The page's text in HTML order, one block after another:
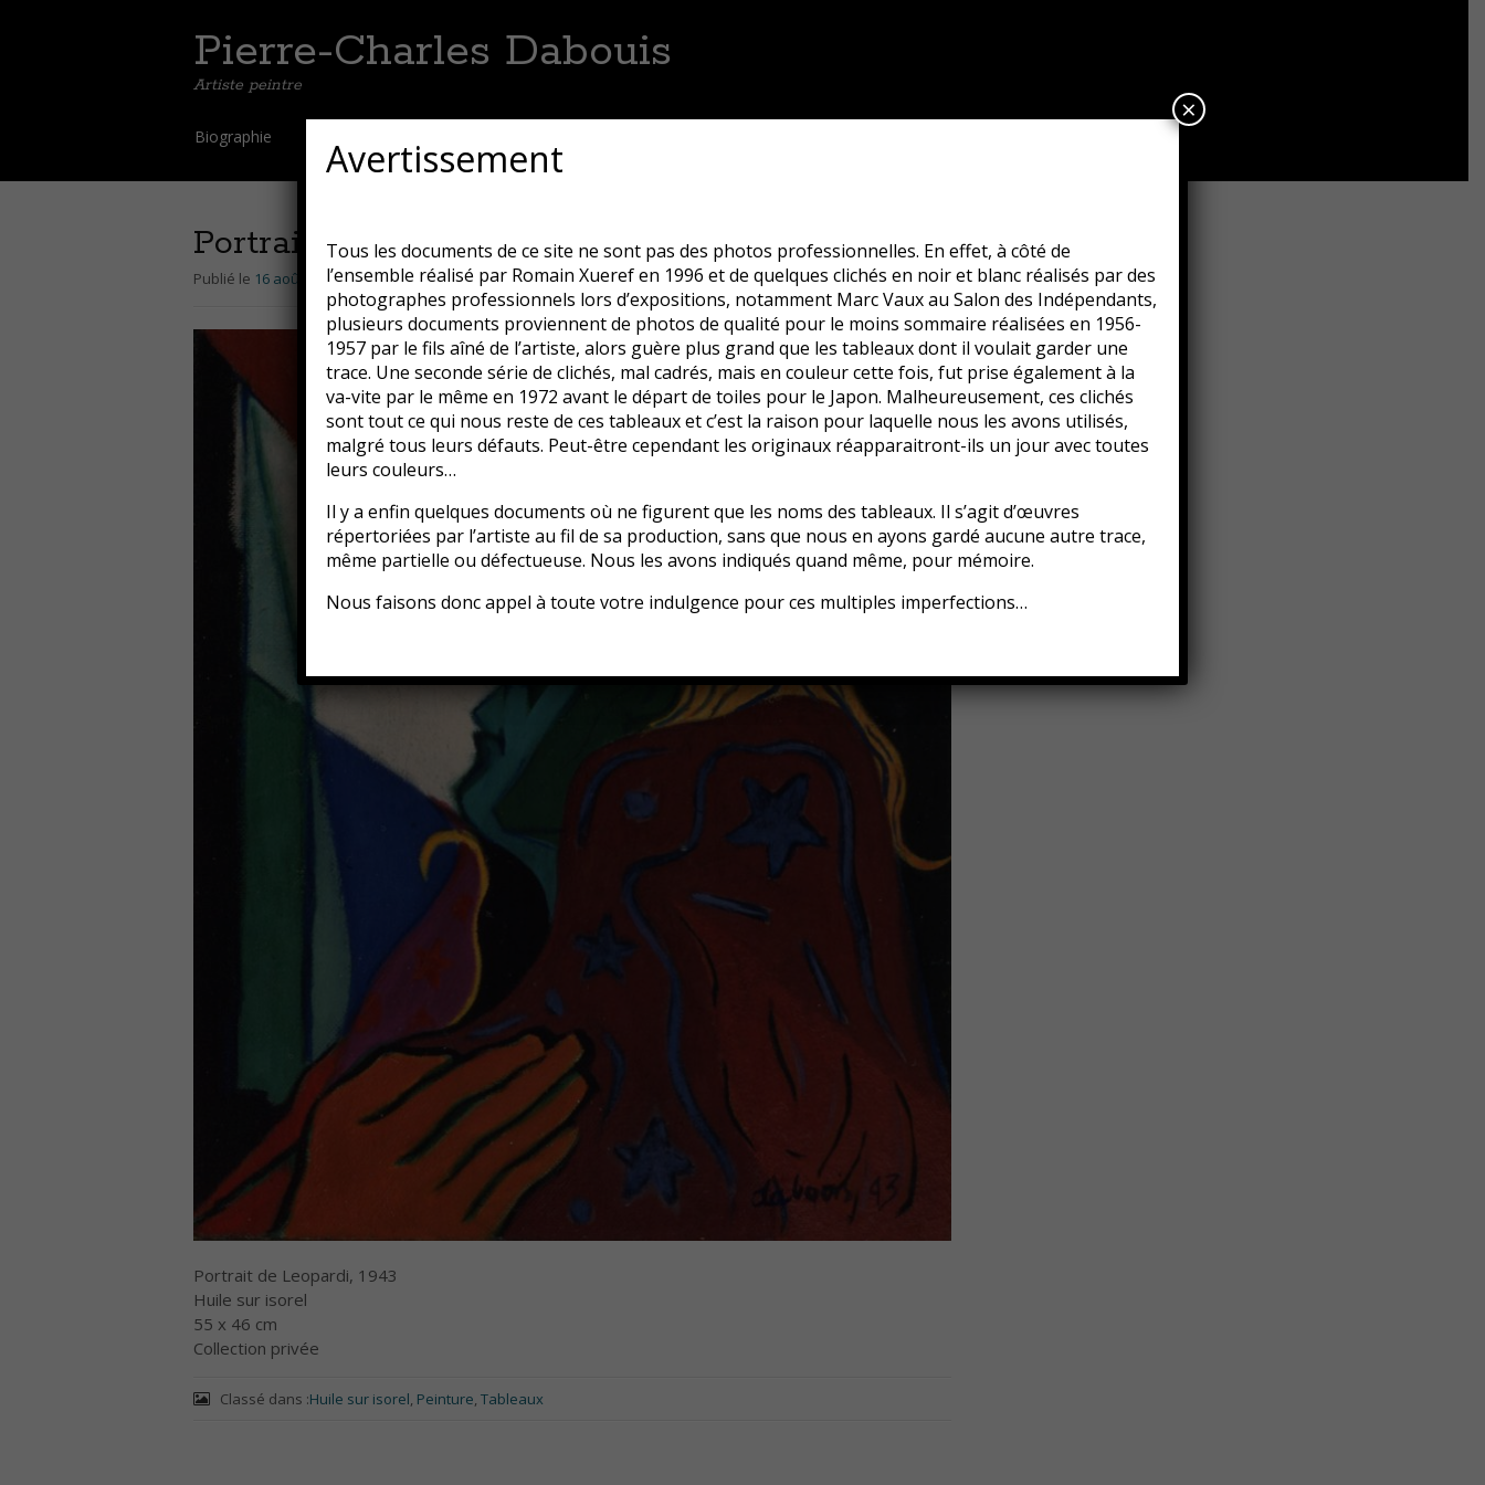
Pierre-Charles Dabouis
Artiste peintre
Aller
contenu
Biographie
Portrait de Leopardi
Publié le 16 août 2018parGuillaume
Portrait de Leopardi, 1943
Huile sur isorel
55 x 46 cm
Collection privée
Classé dans :Huile sur isorel, Peinture,Tableaux
Avertissement
Tous les documents de ce site ne sont pas des photos professionnelles. En effet, à côté de
l’ensemble réalisé par Romain Xueref en 1996 et de quelques clichés en noir et blanc réalisés par des
photographes professionnels lors d’expositions, notamment Marc Vaux au Salon des Indépendants,
plusieurs documents proviennent de photos de qualité pour le moins sommaire réalisées en 1956-
1957 par le fils aîné de l’artiste, alors guère plus grand que les tableaux dont il voulait garder une
trace. Une seconde série de clichés, mal cadrés, mais en couleur cette fois, fut prise également à la
va-vite par le même en 1972 avant le départ de toiles pour le Japon. Malheureusement, ces clichés
sont tout ce qui nous reste de ces tableaux et c’est la raison pour laquelle nous les avons utilisés,
malgré tous leurs défauts. Peut-être cependant les originaux réapparaitront-ils un jour avec toutes
leurs couleurs…
Il y a enfin quelques documents où ne figurent que les noms des tableaux. Il s’agit d’œuvres
répertoriées par l’artiste au fil de sa production, sans que nous en ayons gardé aucune autre trace,
même partielle ou défectueuse. Nous les avons indiqués quand même, pour mémoire.
Nous faisons donc appel à toute votre indulgence pour ces multiples imperfections…
×